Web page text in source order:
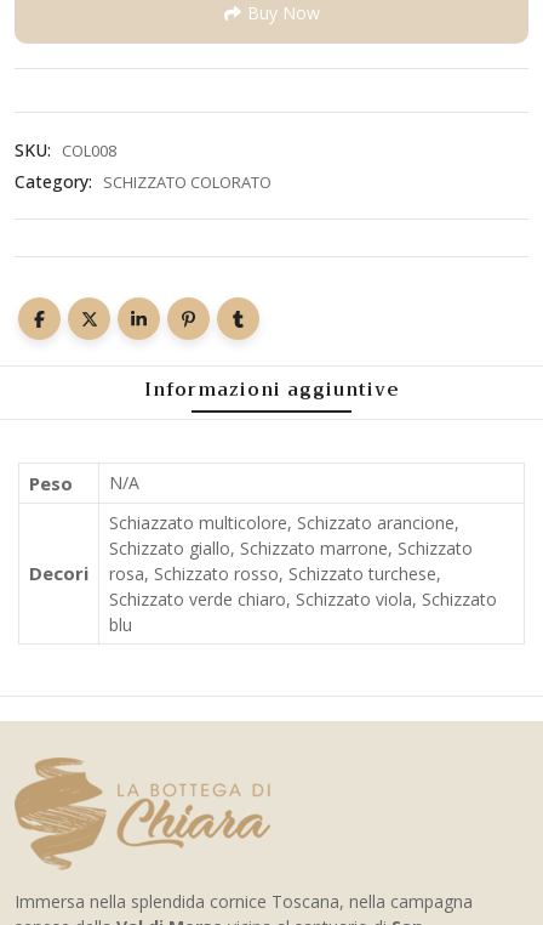
Buy Now
SKU: COL008
Category: SCHIZZATO COLORATO
Informazioni aggiuntive
Peso N/A
Decori
Schiazzato multicolore, Schizzato arancione,
Schizzato giallo, Schizzato marrone, Schizzato
rosa, Schizzato rosso, Schizzato turchese,
Schizzato verde chiaro, Schizzato viola, Schizzato
blu
Immersa nella splendida cornice Toscana, nella campagna